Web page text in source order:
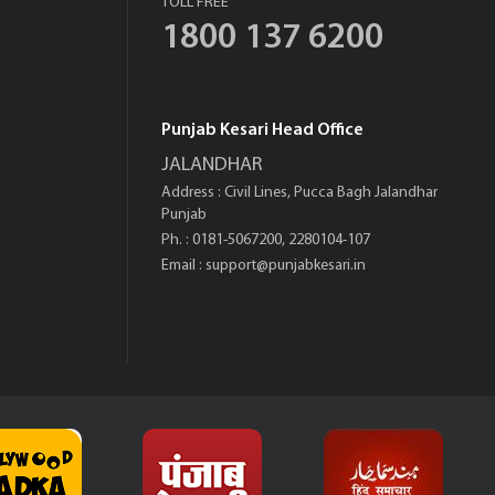
1800 137 6200
Punjab Kesari Head Office
JALANDHAR
Address : Civil Lines, Pucca Bagh Jalandhar
Punjab
Ph. : 0181-5067200, 2280104-107
Email : support@punjabkesari.in